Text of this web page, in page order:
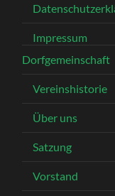
Impressum
Dorfgemeinschaft
Vereinshistorie
Über uns
Satzung
Vorstand